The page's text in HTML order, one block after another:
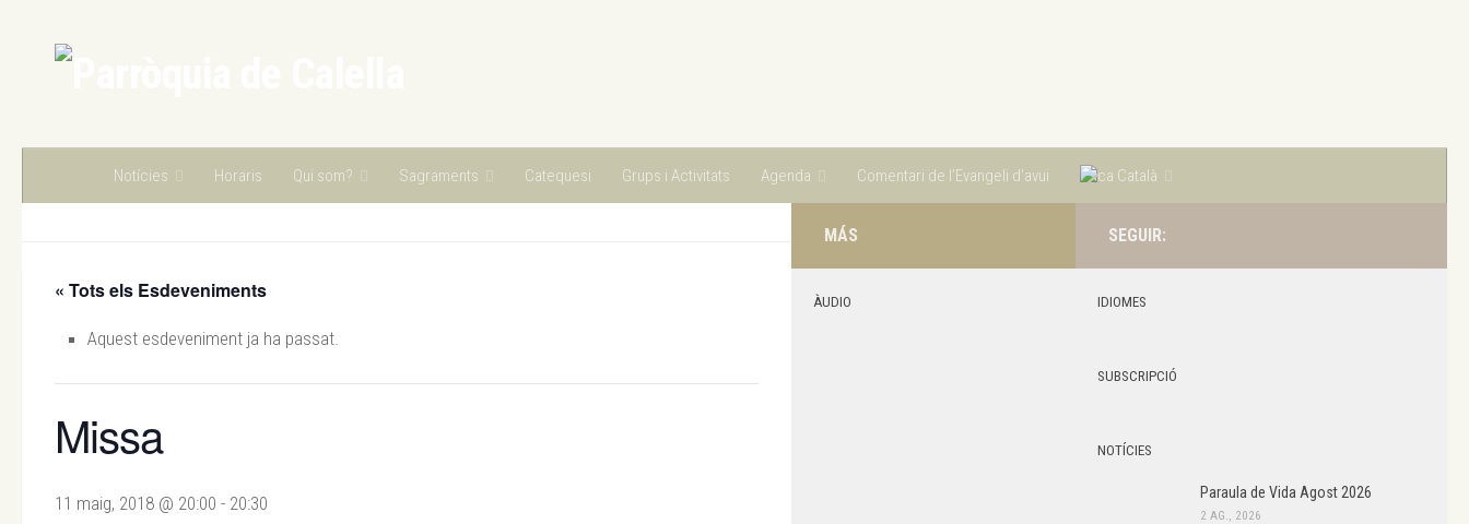
Notícies Horaris Qui som? Sagraments Catequesi Grups i Activitats Agenda Comentari de l’Evangeli d’avui Català
« Tots els Esdeveniments
Aquest esdeveniment ja ha passat.
Missa
11 maig, 2018 @ 20:00 - 20:30
SEGUIR:
IDIOMES
SUBSCRIPCIÓ
NOTÍCIES
Paraula de Vida Agost 2026
2 AG., 2026
MÁS
ÀUDIO